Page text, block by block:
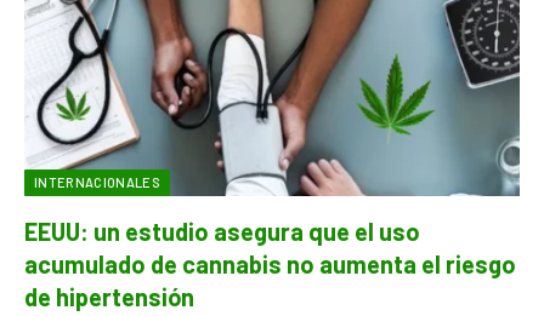
INTERNACIONALES
EEUU: un estudio asegura que el uso
acumulado de cannabis no aumenta el riesgo
de hipertensión